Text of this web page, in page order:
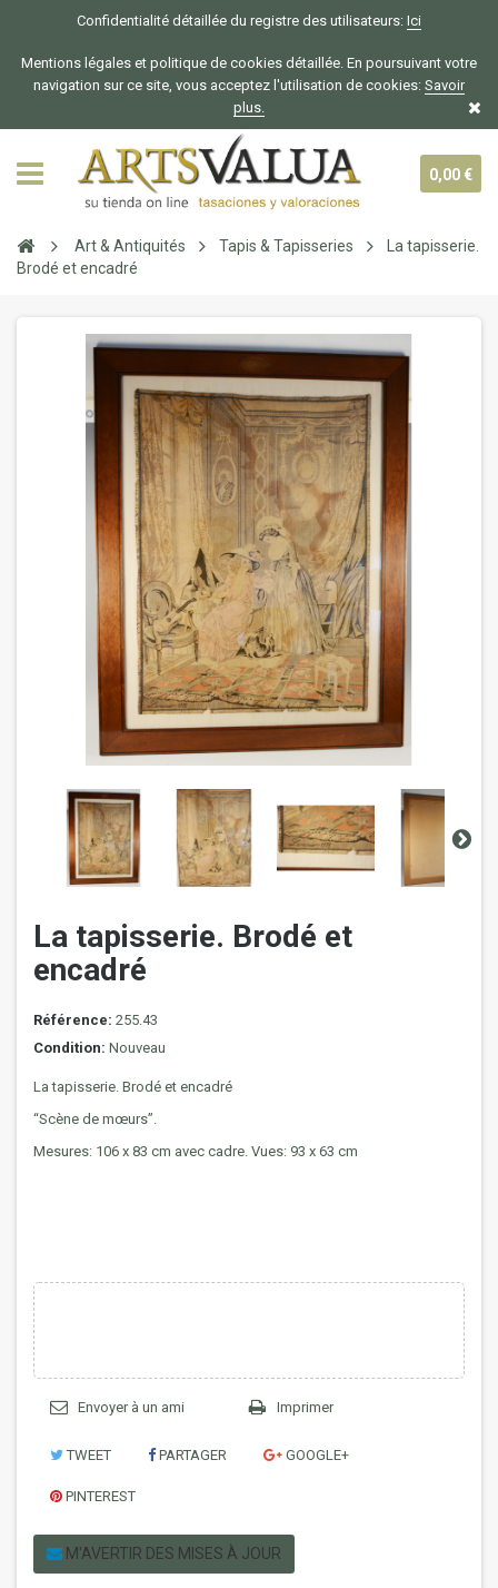
Confidentialité détaillée du registre des utilisateurs: Ici
Mentions légales et politique de cookies détaillée. En poursuivant votre
navigation sur ce site, vous acceptez l'utilisation de cookies: Savoir
plus.
0,00 €
Art & Antiquités Tapis & Tapisseries
La tapisserie.
Brodé et encadré
La tapisserie. Brodé et
encadré
Référence: 255.43
Condition: Nouveau
La tapisserie. Brodé et encadré
“Scène de mœurs”.
Mesures: 106 x 83 cm avec cadre. Vues: 93 x 63 cm
Envoyer à un ami Imprimer
TWEET PARTAGER GOOGLE+
PINTEREST
M'AVERTIR DES MISES À JOUR